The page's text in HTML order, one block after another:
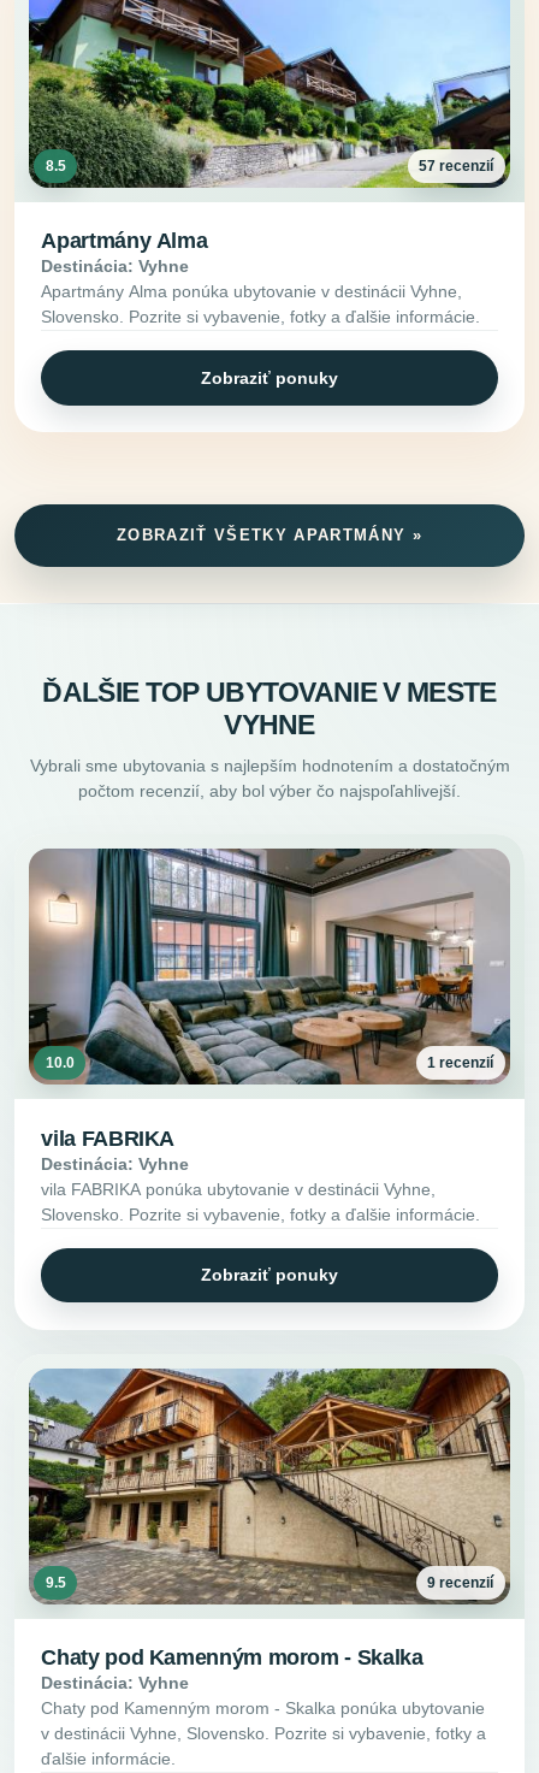
8.5 57 recenzií
Apartmány Alma
Destinácia: Vyhne
Apartmány Alma ponúka ubytovanie v destinácii Vyhne,
Slovensko. Pozrite si vybavenie, fotky a ďalšie informácie.
Zobraziť ponuky
ZOBRAZIŤ VŠETKY APARTMÁNY »
ĎALŠIE TOP UBYTOVANIE V MESTE
VYHNE
Vybrali sme ubytovania s najlepším hodnotením a dostatočným
počtom recenzií, aby bol výber čo najspoľahlivejší.
10.0 1 recenzií
vila FABRIKA
Destinácia: Vyhne
vila FABRIKA ponúka ubytovanie v destinácii Vyhne,
Slovensko. Pozrite si vybavenie, fotky a ďalšie informácie.
Zobraziť ponuky
9.5 9 recenzií
Chaty pod Kamenným morom - Skalka
Destinácia: Vyhne
Chaty pod Kamenným morom - Skalka ponúka ubytovanie
v destinácii Vyhne, Slovensko. Pozrite si vybavenie, fotky a
ďalšie informácie.